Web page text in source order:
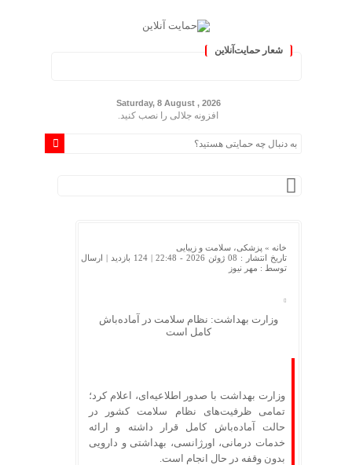
شعار حمایت‌آنلاین
Saturday, 8 August , 2026
افزونه جلالی را نصب کنید.
خانه » پزشکی، سلامت و زیبایی
تاریخ انتشار : 08 ژوئن 2026 - 22:48 |
124 بازدید
| ارسال
توسط : مهر نیوز
وزارت بهداشت: نظام سلامت در آماده‌باش
کامل است
وزارت بهداشت با صدور اطلاعیه‌ای، اعلام کرد؛
تمامی ظرفیت‌های نظام سلامت کشور در
حالت آماده‌باش کامل قرار داشته و ارائه
خدمات درمانی، اورژانسی، بهداشتی و دارویی
بدون وقفه در حال انجام است.